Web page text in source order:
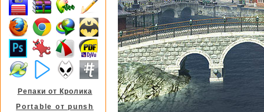
Репаки от Кролика
Portable от punsh